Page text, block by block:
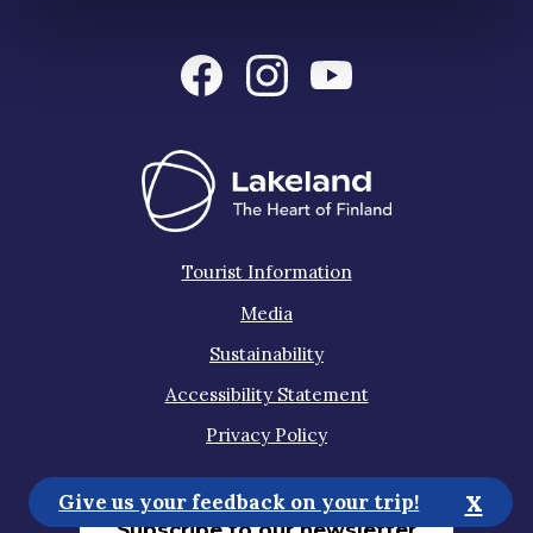
Tourist Information
Media
Sustainability
Accessibility Statement
Privacy Policy
Give us your feedback on your trip! x